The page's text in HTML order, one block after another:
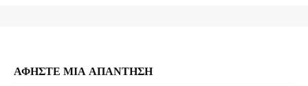
ΑΦΗΣΤΕ ΜΙΑ ΑΠΑΝΤΗΣΗ